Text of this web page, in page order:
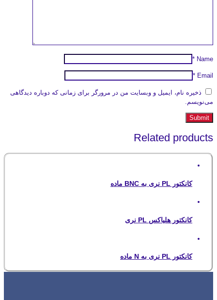
Name
*
Email
*
ذخیره نام، ایمیل و وبسایت من در مرورگر برای زمانی که دوباره دیدگاهی
می‌نویسم.
Related products
کانکتور PL نری به BNC ماده
کانکتور هلیاکس PL نری
کانکتور PL نری به N ماده